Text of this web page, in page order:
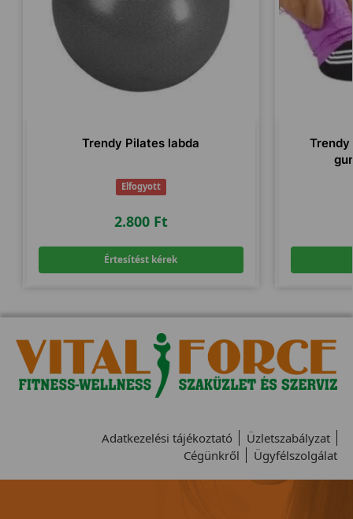
Trendy Pilates labda
Elfogyott
2.800 Ft
Értesítést kérek
Adatkezelési tájékoztató
Üzletszabályzat
Cégünkről
Ügyfélszolgálat